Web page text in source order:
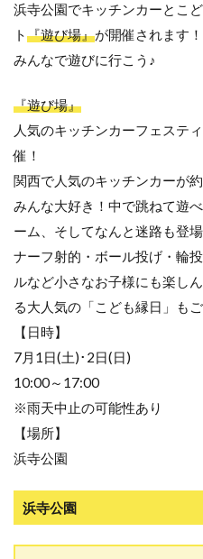
浜寺公園でキッチンカーとこ
ト『遊び場』が開催されます！
みんなで遊びに行こう♪
『遊び場』
人気のキッチンカーフェステ
催！
関西で人気のキッチンカーが
みんな大好き！中で跳ねて遊
ーム、そしてなんと迷路も登
ナーフ射的・ボール投げ・輪
ルなど小さ なお子様にも楽し
る大人気の「こども縁日」も
【日時】
7月1日(土)･2日(日)
10:00～17:00
※雨天中止の可能性あり
【場所】
浜寺公園
浜寺公園